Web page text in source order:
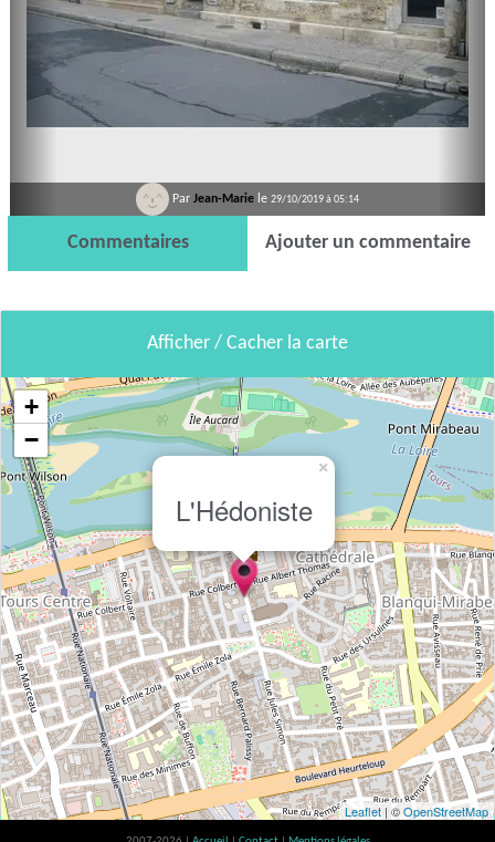
Par Jean-Marie le 29/10/2019 à 05:14
Commentaires Ajouter un commentaire
Afficher / Cacher la carte
L'Hédoniste
×
+
−
Leaflet | ©OpenStreetMap